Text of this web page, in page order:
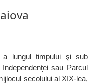
a lungul timpului şi sub
sau Parcul
secolului al XIX-lea,